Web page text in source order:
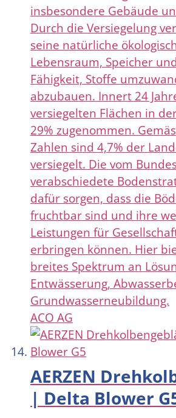
insbesondere Gebäude
Durch die Versiegelung
seine natürliche
Lebensraum, Speicher
Fähigkeit, Stoffe
abzubauen. Innert 24
versiegelten Flächen in
29% zugenommen.
Zahlen sind 4,7% der
versiegelt. Die vom
verabschiedete
dafür sorgen, dass die
fruchtbar sind und ihre
Leistungen für
erbringen können. Hier
breites Spektrum an
Entwässerung,
Grundwasserneubildung.
ACO AG
AERZEN
| Delta Blower